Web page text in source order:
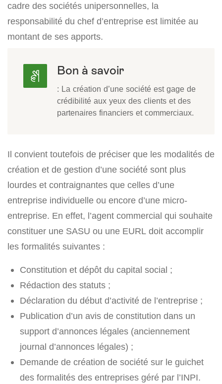
cadre des sociétés unipersonnelles, la
responsabilité du chef d’entreprise est limitée au
montant de ses apports.
Bon à savoir
: La création d’une société est gage de
crédibilité aux yeux des clients et des
partenaires financiers et commerciaux.
Il convient toutefois de préciser que les modalités de
création et de gestion d’une société sont plus
lourdes et contraignantes que celles d’une
entreprise individuelle ou encore d’une micro-
entreprise. En effet, l’agent commercial qui souhaite
constituer une SASU ou une EURL doit accomplir
les formalités suivantes :
Constitution et dépôt du capital social ;
Rédaction des statuts ;
Déclaration du début d’activité de l’entreprise ;
Publication d’un avis de constitution dans un
support d’annonces légales (anciennement
journal d’annonces légales) ;
Demande de création de société sur le guichet
des formalités des entreprises géré par l’INPI.